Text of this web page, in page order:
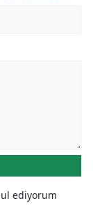
ediyorum